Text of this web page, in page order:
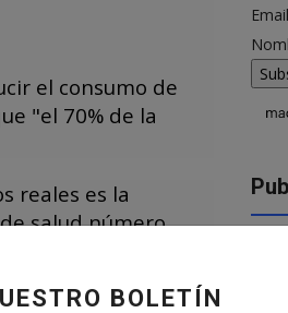
BOLETÍN
el consumo de
"el 70% de la
reales es la
salud número
y una
cultivada en
Email